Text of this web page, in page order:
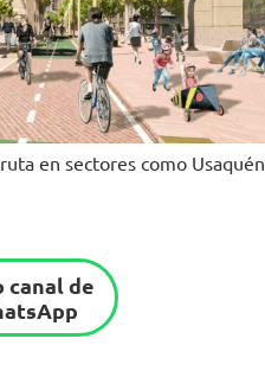
en sectores como Usaquén.
canal de